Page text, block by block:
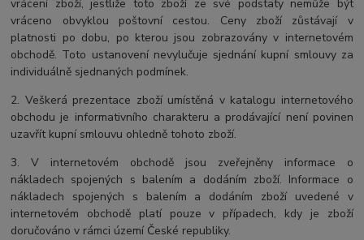
vrácení zboží, jestliže toto zboží ze své podstaty nemůže být
vráceno obvyklou poštovní cestou. Ceny zboží zůstávají v
platnosti po dobu, po kterou jsou zobrazovány v internetovém
obchodě. Toto ustanovení nevylučuje sjednání kupní smlouvy za
individuálně sjednaných podmínek.
2. Veškerá prezentace zboží umístěná v katalogu internetového
obchodu je informativního charakteru a prodávající není povinen
uzavřít kupní smlouvu ohledně tohoto zboží.
3. V internetovém obchodě jsou zveřejněny informace o
nákladech spojených s balením a dodáním zboží. Informace o
nákladech spojených s balením a dodáním zboží uvedené v
internetovém obchodě platí pouze v případech, kdy je zboží
doručováno v rámci území České republiky.